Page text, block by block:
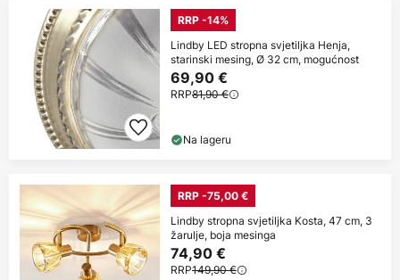
RRP -14%
Lindby LED stropna svjetiljka Henja,
starinski mesing, Ø 32 cm, mogućnost
69,90 €
RRP81,90 €
Na lageru
RRP -75,00 €
Lindby stropna svjetiljka Kosta, 47 cm, 3
žarulje, boja mesinga
74,90 €
RRP149,90 €